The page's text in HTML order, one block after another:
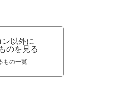
ン以外に
のを見る
もの一覧